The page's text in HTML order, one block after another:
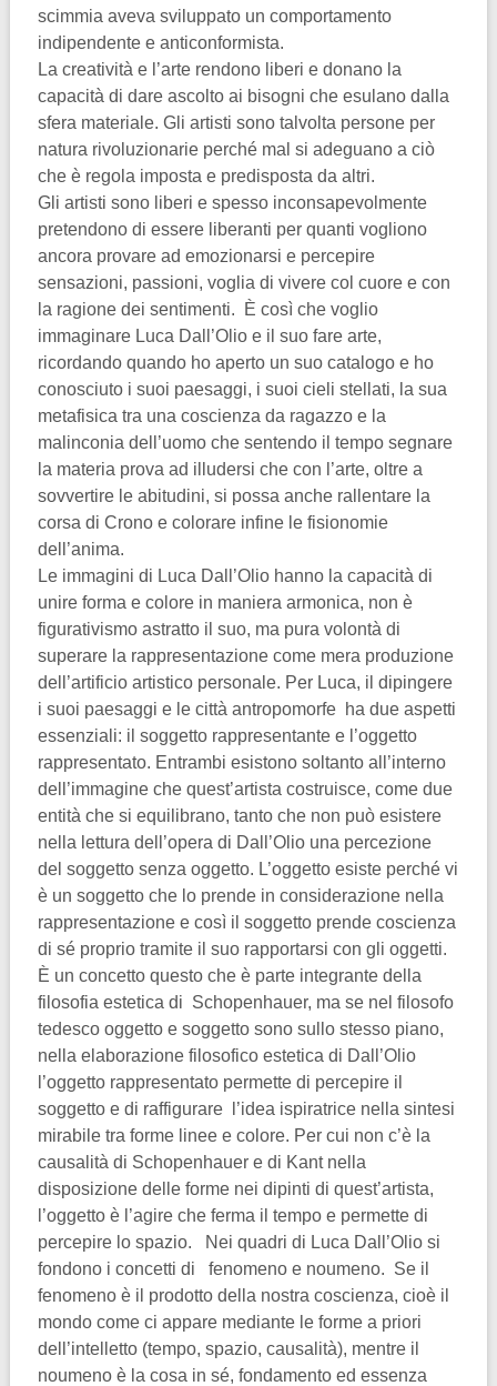
scimmia aveva sviluppato un comportamento
indipendente e anticonformista.
La creatività e l’arte rendono liberi e donano la
capacità di dare ascolto ai bisogni che esulano dalla
sfera materiale. Gli artisti sono talvolta persone per
natura rivoluzionarie perché mal si adeguano a ciò
che è regola imposta e predisposta da altri.
Gli artisti sono liberi e spesso inconsapevolmente
pretendono di essere liberanti per quanti vogliono
ancora provare ad emozionarsi e percepire
sensazioni, passioni, voglia di vivere col cuore e con
la ragione dei sentimenti. È così che voglio
immaginare Luca Dall’Olio e il suo fare arte,
ricordando quando ho aperto un suo catalogo e ho
conosciuto i suoi paesaggi, i suoi cieli stellati, la sua
metafisica tra una coscienza da ragazzo e la
malinconia dell’uomo che sentendo il tempo segnare
la materia prova ad illudersi che con l’arte, oltre a
sovvertire le abitudini, si possa anche rallentare la
corsa di Crono e colorare infine le fisionomie
dell’anima.
Le immagini di Luca Dall’Olio hanno la capacità di
unire forma e colore in maniera armonica, non è
figurativismo astratto il suo, ma pura volontà di
superare la rappresentazione come mera produzione
dell’artificio artistico personale. Per Luca, il dipingere
i suoi paesaggi e le città antropomorfe ha due aspetti
essenziali: il soggetto rappresentante e l’oggetto
rappresentato. Entrambi esistono soltanto all’interno
dell’immagine che quest’artista costruisce, come due
entità che si equilibrano, tanto che non può esistere
nella lettura dell’opera di Dall’Olio una percezione
del soggetto senza oggetto. L’oggetto esiste perché vi
è un soggetto che lo prende in considerazione nella
rappresentazione e così il soggetto prende coscienza
di sé proprio tramite il suo rapportarsi con gli oggetti.
È un concetto questo che è parte integrante della
filosofia estetica di Schopenhauer, ma se nel filosofo
tedesco oggetto e soggetto sono sullo stesso piano,
nella elaborazione filosofico estetica di Dall’Olio
l’oggetto rappresentato permette di percepire il
soggetto e di raffigurare l’idea ispiratrice nella sintesi
mirabile tra forme linee e colore. Per cui non c’è la
causalità di Schopenhauer e di Kant nella
disposizione delle forme nei dipinti di quest’artista,
l’oggetto è l’agire che ferma il tempo e permette di
percepire lo spazio. Nei quadri di Luca Dall’Olio si
fondono i concetti di fenomeno e noumeno. Se il
fenomeno è il prodotto della nostra coscienza, cioè il
mondo come ci appare mediante le forme a priori
dell’intelletto (tempo, spazio, causalità), mentre il
noumeno è la cosa in sé, fondamento ed essenza